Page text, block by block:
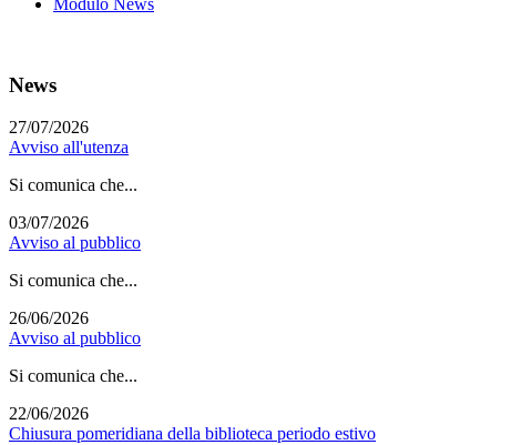
Modulo News
News
27/07/2026
Avviso all'utenza
Si comunica che...
03/07/2026
Avviso al pubblico
Si comunica che...
26/06/2026
Avviso al pubblico
Si comunica che...
22/06/2026
Chiusura pomeridiana della biblioteca periodo estivo